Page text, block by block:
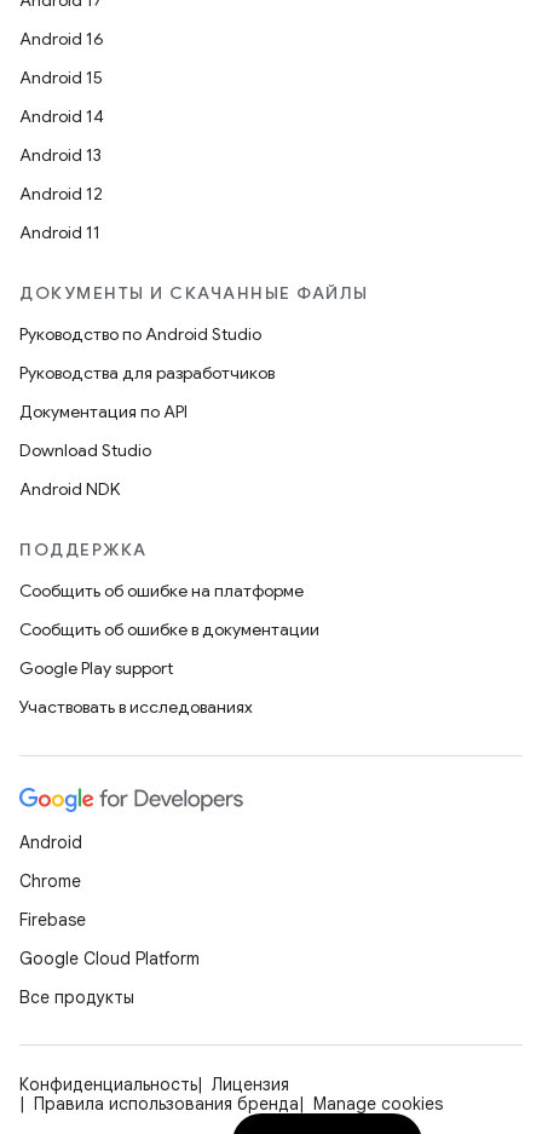
Android 16
Android 15
Android 14
Android 13
Android 12
Android 11
ДОКУМЕНТЫ И СКАЧАННЫЕ ФАЙЛЫ
Руководство по Android Studio
Руководства для разработчиков
Документация по API
Download Studio
Android NDK
ПОДДЕРЖКА
Сообщить об ошибке на платформе
Сообщить об ошибке в документации
Google Play support
Участвовать в исследованиях
Android
Chrome
Firebase
Google Cloud Platform
Все продукты
Конфиденциальность
Лицензия
Правила использования бренда
Manage cookies